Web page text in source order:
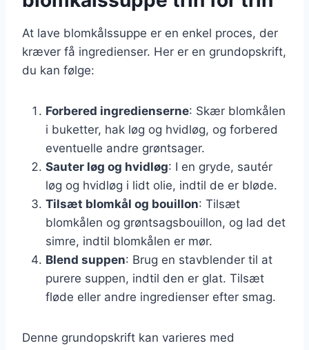
At lave blomkålssuppe er en enkel proces, der
kræver få ingredienser. Her er en grundopskrift,
du kan følge:
Forbered ingredienserne: Skær blomkålen
i buketter, hak løg og hvidløg, og forbered
eventuelle andre grøntsager.
Sauter løg og hvidløg: I en gryde, sautér
løg og hvidløg i lidt olie, indtil de er bløde.
Tilsæt blomkål og bouillon: Tilsæt
blomkålen og grøntsagsbouillon, og lad det
simre, indtil blomkålen er mør.
Blend suppen: Brug en stavblender til at
purere suppen, indtil den er glat. Tilsæt
fløde eller andre ingredienser efter smag.
Denne grundopskrift kan varieres med